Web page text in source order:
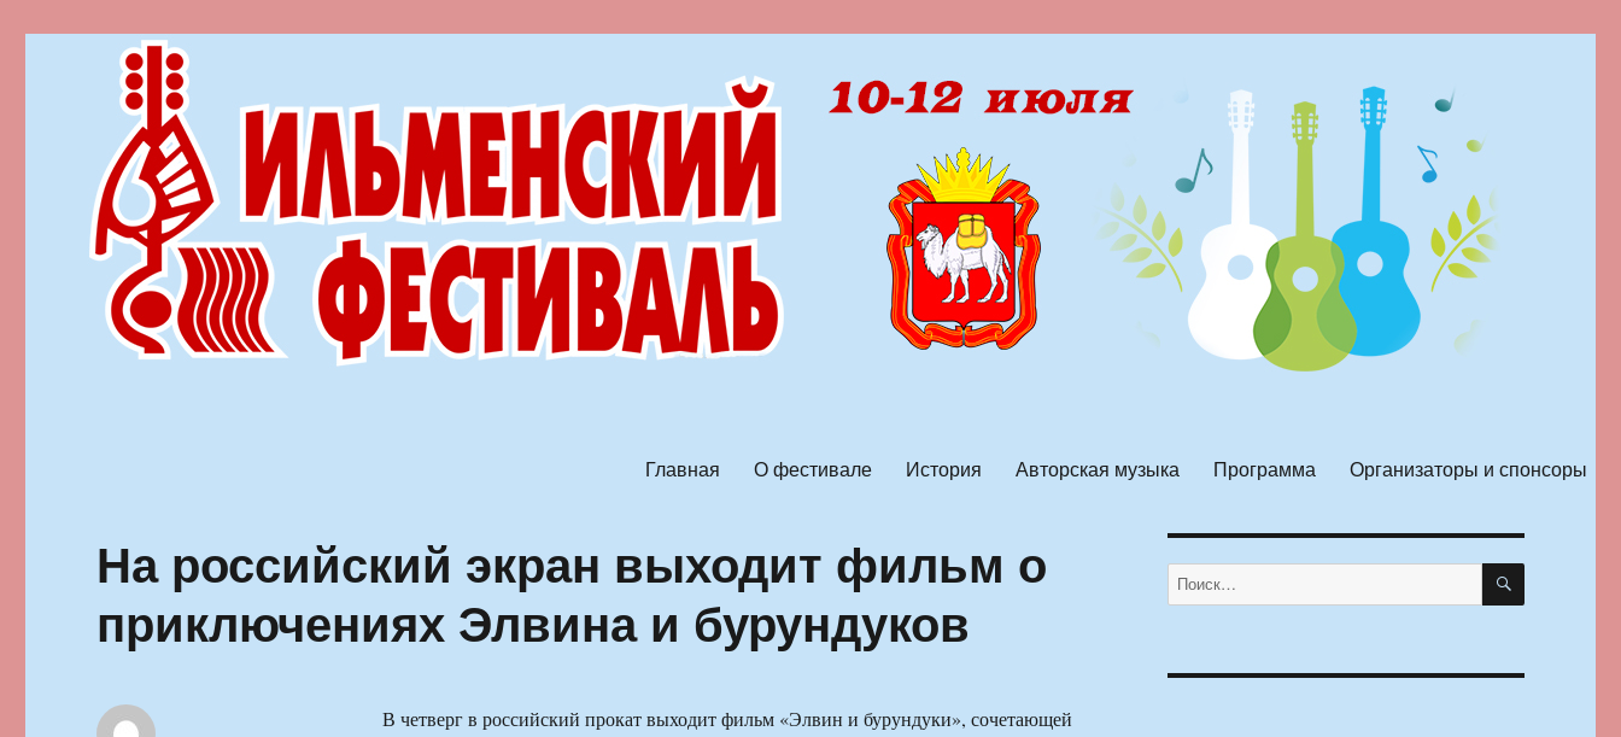
Главная О фестивале История Авторская музыка Программа Организаторы и спонсоры
На российский экран выходит фильм о
приключениях Элвина и бурундуков
В четверг в российский прокат выходит фильм «Элвин и бурундуки», сочетающей
Искать: ПОИСК